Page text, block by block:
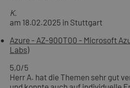
K.
am 18.02.2025 in Stuttgart
Azure - AZ-900T00 - Microsoft
Labs)
5,0/5
Herr A. hat die Themen sehr gut